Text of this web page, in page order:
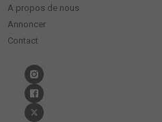
A propos de nous
Annoncer
Contact